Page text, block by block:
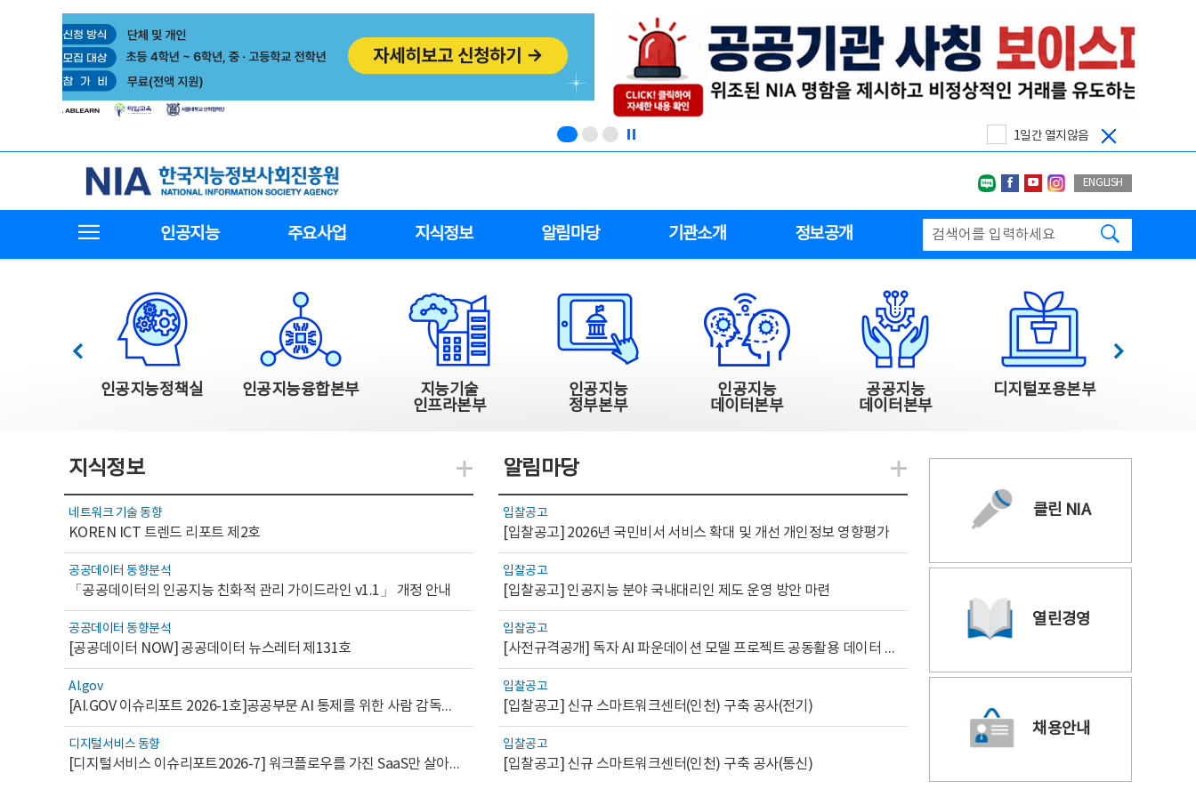
1일간 열지않음
한국지능정보사회진흥원
네이버블로그
페이스북
유투브인스타그랩
ENGLISH
인공지능 주요사업 지식정보 알림마당 기관소개 정보공개
한국지능정보사회진흥원 주요사업
인공지능정책실 인공지능융합본부
지능기술
인프라본부
인공지능
정부본부
인공지능
데이터본부
공공지능
데이터본부
디지털포용본부
이전 다음
지식정보
네트워크 기술 동향
KOREN ICT 트렌드 리포트 제2호
공공데이터 동향분석
「공공데이터의 인공지능 친화적 관리 가이드라인 v1.1」 개정 안내
공공데이터 동향분석
[공공데이터 NOW] 공공데이터 뉴스레터 제131호
AI.gov
[AI.GOV 이슈리포트 2026-1호]공공부문 AI 통제를 위한 사람 감독의 해외 사례 분석 및 시사점
디지털서비스 동향
[디지털서비스 이슈리포트2026-7] 워크플로우를 가진 SaaS만 살아남는다
지식관련 더보기
알림마당
입찰공고
[입찰공고] 2026년 국민비서 서비스 확대 및 개선 개인정보 영향평가
입찰공고
[입찰공고] 인공지능 분야 국내대리인 제도 운영 방안 마련
입찰공고
[사전규격공개] 독자 AI 파운데이션 모델 프로젝트 공동활용 데이터 지원사업(2차)
입찰공고
[입찰공고] 신규 스마트워크센터(인천) 구축 공사(전기)
입찰공고
[입찰공고] 신규 스마트워크센터(인천) 구축 공사(통신)
알림관련 더보기
클린 NIA
열린경영
채용안내